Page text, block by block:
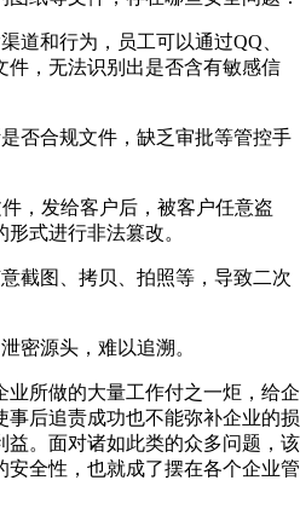
道和行为，员工可以通过QQ、
件，无法识别出是否含有敏感信
否合规文件，缺乏审批等管控手
，发给客户后，被客户任意盗
式进行非法篡改。
截图、拷贝、拍照等，导致二次
密源头，难以追溯。
业所做的大量工作付之一炬，给企
事后追责成功也不能弥补企业的损
益。面对诸如此类的众多问题，该
全性，也就成了摆在各个企业管